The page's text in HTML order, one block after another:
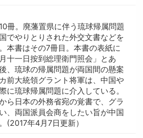
冊。廃藩置県に伴う琉球帰属問題
でやりとりされた外交文書などを
本書はその7冊目。本書の表紙に
十一日按到総理衛門照会」とあ
、琉球の帰属問題が両国間の懸案
前大統領グラント将軍は、中国や
に琉球帰属問題に介入している。
ら日本の外務省宛の覚書で、グラ
、両国派員会商をしたい旨が中国
(2017年4月7日更新）